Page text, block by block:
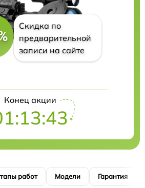
Скидка по
предварительной
записи на сайте
Конец акции
работ Модели Гарантия